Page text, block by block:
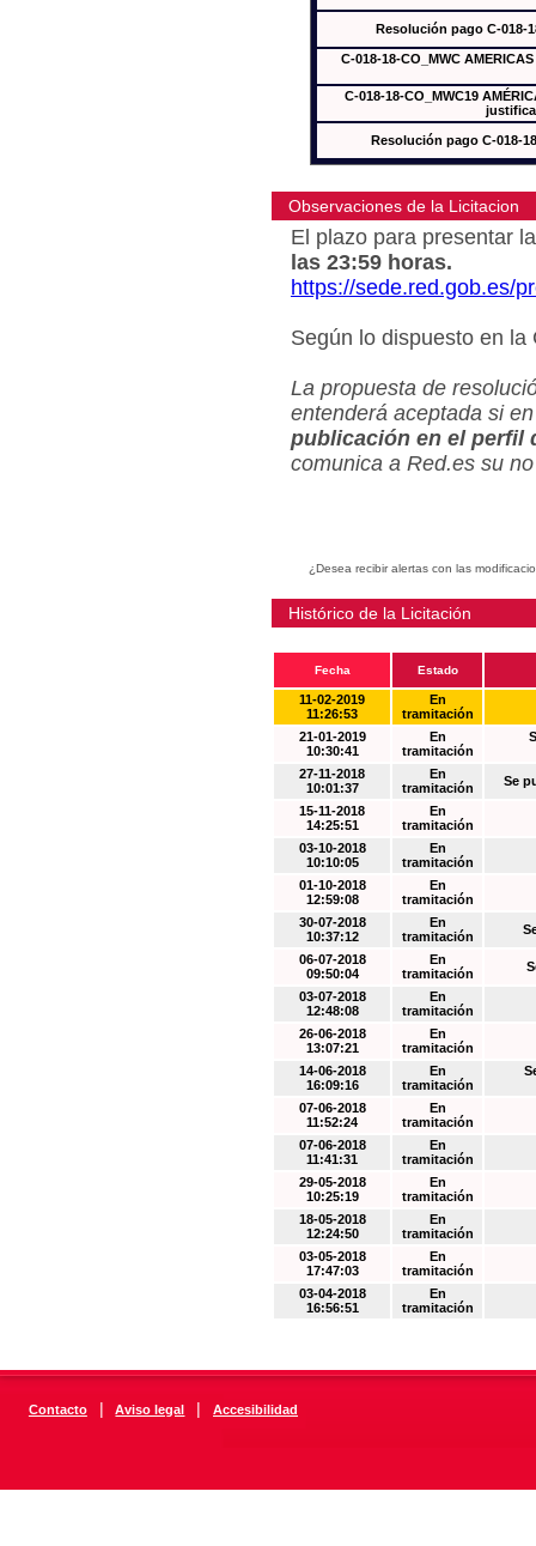
Resolución pago C-018-
C-018-18-CO_MWC
C-018-18-CO_MWC19
Resolución pago C-018-
Observaciones de la Licitacion
El plazo para presentar
las 23:59 horas.
https://sede.red.gob.es/
Según lo dispuesto en
La propuesta de
entenderá aceptada si
publicación en el perfil
comunica a Red.es su
¿Desea recibir alertas con las
Histórico de la Licitación
Fecha Estado
11-02-2019
11:26:53
En
tramitación
21-01-2019
10:30:41
En
tramitación
27-11-2018
10:01:37
En
tramitación
Se
15-11-2018
14:25:51
En
tramitación
03-10-2018
10:10:05
En
tramitación
01-10-2018
12:59:08
En
tramitación
30-07-2018
10:37:12
En
tramitación
06-07-2018
09:50:04
En
tramitación
03-07-2018
12:48:08
En
tramitación
26-06-2018
13:07:21
En
tramitación
14-06-2018
16:09:16
En
tramitación
07-06-2018
11:52:24
En
tramitación
07-06-2018
11:41:31
En
tramitación
29-05-2018
10:25:19
En
tramitación
18-05-2018
12:24:50
En
tramitación
03-05-2018
17:47:03
En
tramitación
03-04-2018
16:56:51
En
tramitación
Contacto | Aviso legal | Accesibilidad